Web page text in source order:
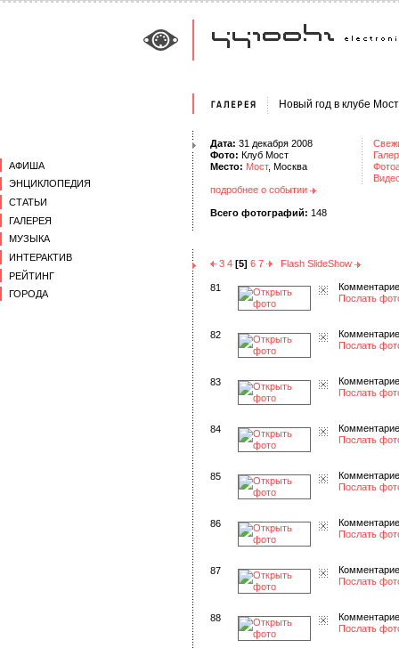
АФИША
ЭНЦИКЛОПЕДИЯ
СТАТЬИ
ГАЛЕРЕЯ
МУЗЫКА
ИНТЕРАКТИВ
РЕЙТИНГ
ГОРОДА
Новый год в клубе Мост
Дата: 31 декабря 2008
Фото: Клуб Мост
Место: Мост, Москва
подробнее о событии
Всего фотографий: 148
3 4 [5] 6 7 Flash SlideShow
81
Послать
82
Послать
83
Послать
84
Послать
85
Послать
86
Послать
87
Послать
88
Послать